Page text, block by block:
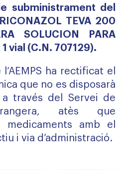
subministrament del
TEVA 200
SOLUCION PARA
1 vial (C.N. 707129).
ha rectificat el
que no es disposarà
través del Servei de
atès que
medicaments amb el
i via d’administració.